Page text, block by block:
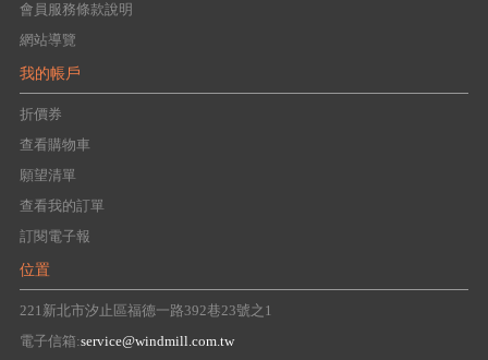
會員服務條款說明
網站導覽
我的帳戶
折價券
查看購物車
願望清單
查看我的訂單
訂閱電子報
位置
221新北市汐止區福德一路392巷23號之1
電子信箱:service@windmill.com.tw